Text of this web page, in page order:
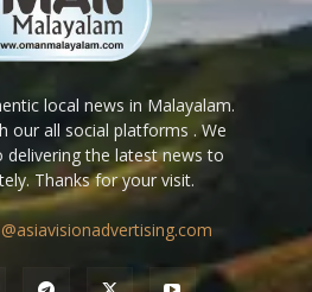
local news in Malayalam.
our all social platforms . We
the latest news to
Thanks for your visit.